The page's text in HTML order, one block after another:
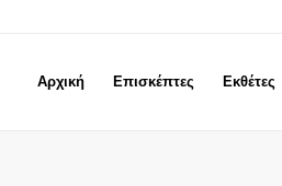
Αρχική Επισκέπτες Εκθέτες